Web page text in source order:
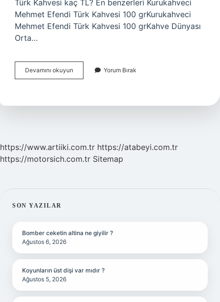
Türk Kahvesi kaç TL? En benzerleri Kurukahveci
Mehmet Efendi Türk Kahvesi 100 grKurukahveci
Mehmet Efendi Türk Kahvesi 100 grKahve Dünyası
Orta…
Devamını okuyun Mehmet
Efendi
Malı
Yorum Bırak
https://www.artiiki.com.tr https://atabeyi.com.tr
https://motorsich.com.tr Sitemap
SIDEBAR
SON YAZILAR
Bomber ceketin altina ne giyilir ?
Ağustos 6, 2026
Koyunların üst dişi var mıdır ?
Ağustos 5, 2026